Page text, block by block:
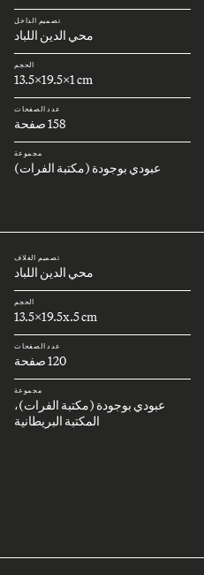
تصميم الداخل
محي الدين اللباد
الحجم
13.5x19.5x1 cm
عدد الصفحات
158 صفحة
مجموعة
عبودي بوجودة (مكتبة الفرات)
تصميم الغلاف
محي الدين اللباد
الحجم
13.5x19.5x.5 cm
عدد الصفحات
120 صفحة
مجموعة
عبودي بوجودة (مكتبة الفرات)،
المكتبة البريطانية